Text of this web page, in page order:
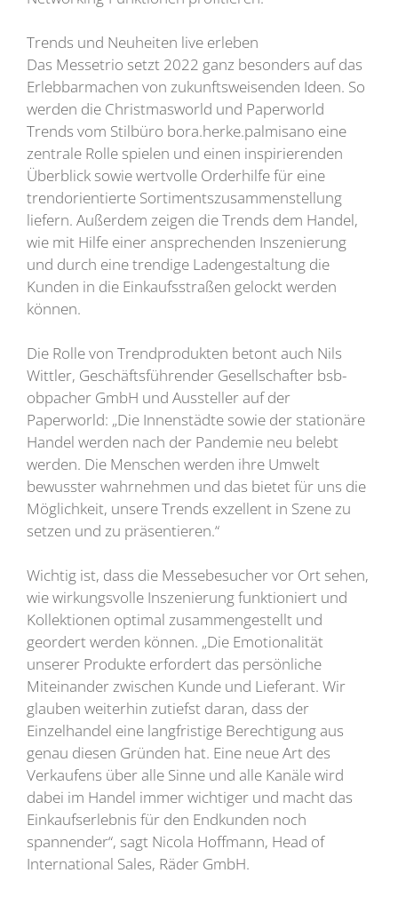
Trends und Neuheiten live erleben
Das Messetrio setzt 2022 ganz besonders auf das
Erlebbarmachen von zukunftsweisenden Ideen. So
werden die Christmasworld und Paperworld
Trends vom Stilbüro bora.herke.palmisano eine
zentrale Rolle spielen und einen inspirierenden
Überblick sowie wertvolle Orderhilfe für eine
trendorientierte Sortimentszusammenstellung
liefern. Außerdem zeigen die Trends dem Handel,
wie mit Hilfe einer ansprechenden Inszenierung
und durch eine trendige Ladengestaltung die
Kunden in die Einkaufsstraßen gelockt werden
können.
Die Rolle von Trendprodukten betont auch Nils
Wittler, Geschäftsführender Gesellschafter bsb-
obpacher GmbH und Aussteller auf der
Paperworld: „Die Innenstädte sowie der stationäre
Handel werden nach der Pandemie neu belebt
werden. Die Menschen werden ihre Umwelt
bewusster wahrnehmen und das bietet für uns die
Möglichkeit, unsere Trends exzellent in Szene zu
setzen und zu präsentieren.“
Wichtig ist, dass die Messebesucher vor Ort sehen,
wie wirkungsvolle Inszenierung funktioniert und
Kollektionen optimal zusammengestellt und
geordert werden können. „Die Emotionalität
unserer Produkte erfordert das persönliche
Miteinander zwischen Kunde und Lieferant. Wir
glauben weiterhin zutiefst daran, dass der
Einzelhandel eine langfristige Berechtigung aus
genau diesen Gründen hat. Eine neue Art des
Verkaufens über alle Sinne und alle Kanäle wird
dabei im Handel immer wichtiger und macht das
Einkaufserlebnis für den Endkunden noch
spannender“, sagt Nicola Hoffmann, Head of
International Sales, Räder GmbH.